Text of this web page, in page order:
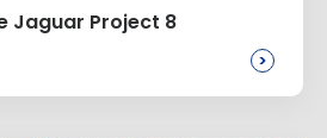
Jaguar Project 8
>